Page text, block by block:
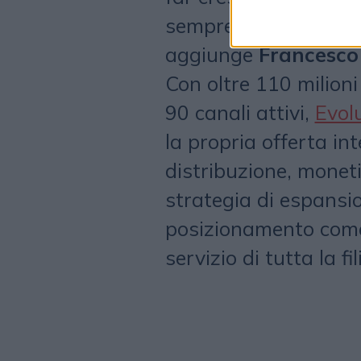
sempre più
aggiunge
Con oltre 110
90 canali attivi,
la propria offerta
distribuzione,
strategia di
posizionamento
servizio di tutta la